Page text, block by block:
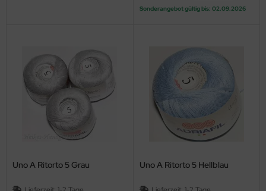
Sonderangebot gültig bis: 02.09.2026
Uno A Ritorto 5 Grau Uno A Ritorto 5 Hellblau